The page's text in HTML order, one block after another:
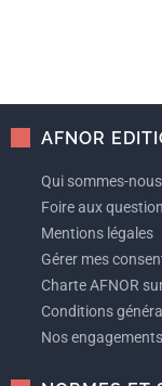
AFNOR
Qui sommes-
Foire aux
Mentions légales
Gérer mes
Charte AFNOR
Conditions
Nos